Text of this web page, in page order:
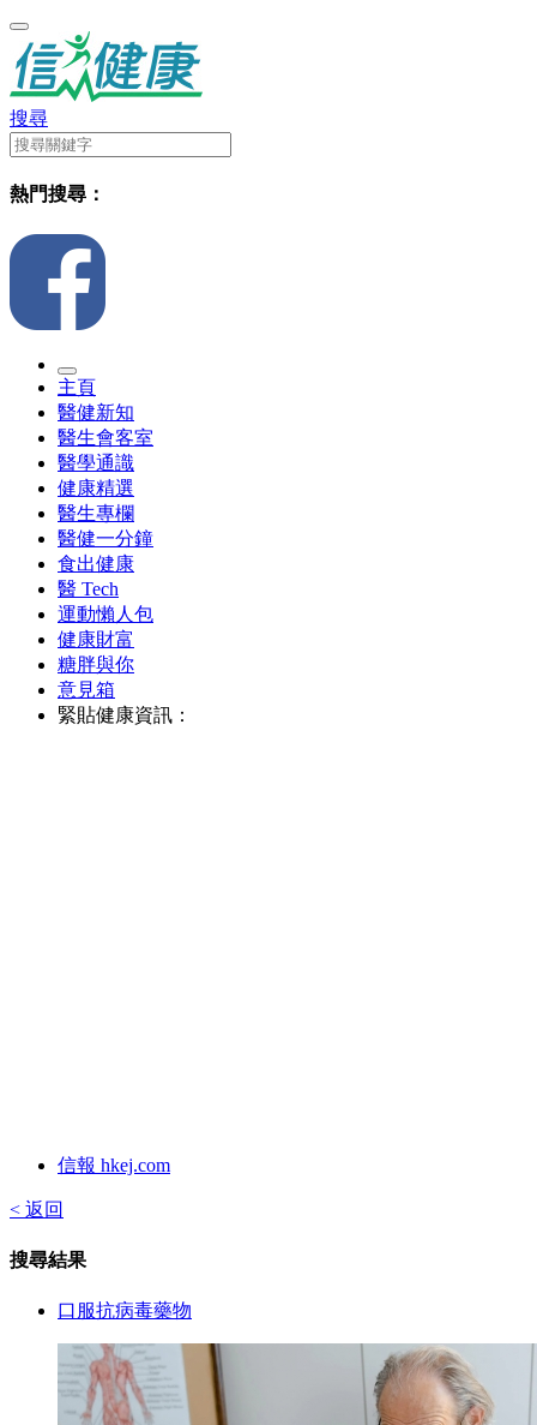
搜尋
熱門搜尋：
主頁
醫健新知
醫生會客室
醫學通識
健康精選
醫生專欄
醫健一分鐘
食出健康
醫 Tech
運動懶人包
健康財富
糖胖與你
意見箱
緊貼健康資訊：
信報 hkej.com
< 返回
搜尋結果
口服抗病毒藥物